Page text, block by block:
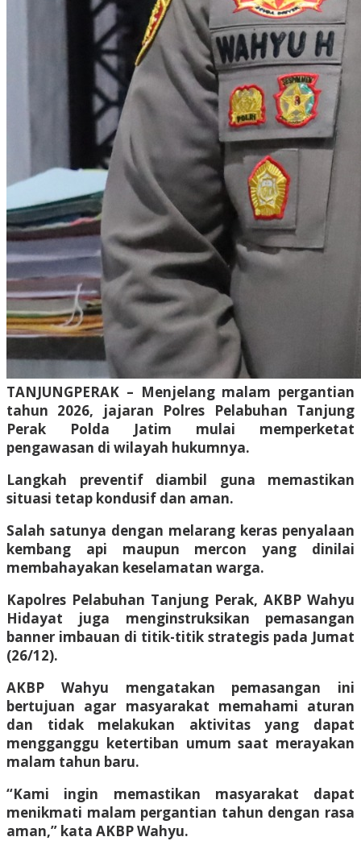
TANJUNGPERAK – Menjelang malam pergantian
tahun 2026, jajaran Polres Pelabuhan Tanjung
Perak Polda Jatim mulai memperketat
pengawasan di wilayah hukumnya.
Langkah preventif diambil guna memastikan
situasi tetap kondusif dan aman.
Salah satunya dengan melarang keras penyalaan
kembang api maupun mercon yang dinilai
membahayakan keselamatan warga.
Kapolres Pelabuhan Tanjung Perak, AKBP Wahyu
Hidayat juga menginstruksikan pemasangan
banner imbauan di titik-titik strategis pada Jumat
(26/12).
AKBP Wahyu mengatakan pemasangan ini
bertujuan agar masyarakat memahami aturan
dan tidak melakukan aktivitas yang dapat
mengganggu ketertiban umum saat merayakan
malam tahun baru.
“Kami ingin memastikan masyarakat dapat
menikmati malam pergantian tahun dengan rasa
aman,” kata AKBP Wahyu.